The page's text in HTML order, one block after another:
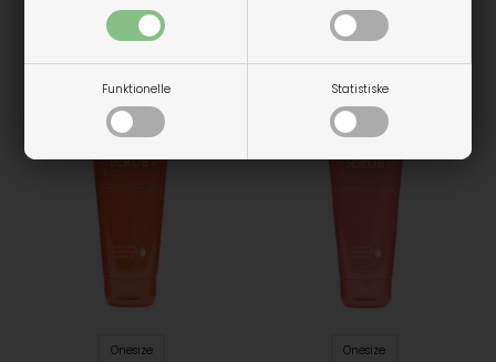
Funktionelle Statistiske
Glo skin beauty - Liquid
Glo skin beauty -
Precision eye pencil - Sort
Onesize Onesize